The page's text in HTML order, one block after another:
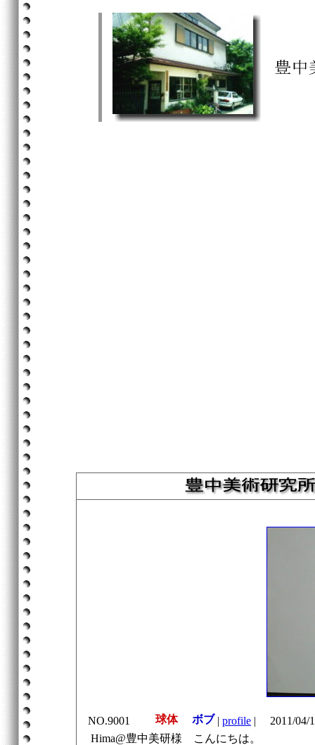
NO.9001 球体 ボブ | profile |
2011/04/
Hima@豊中美研様 こんにちは。